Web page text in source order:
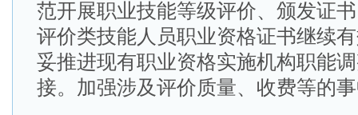
范开展职业技能等级评价、颁发证
评价类技能人员职业资格证书继续
妥推进现有职业资格实施机构职能
接。加强涉及评价质量、收费等的